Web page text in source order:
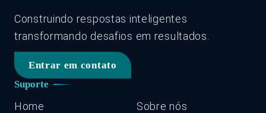
Construindo respostas inteligentes
transformando desafios em resultados.
Entrar em contato
Suporte
Home
Sobre nós